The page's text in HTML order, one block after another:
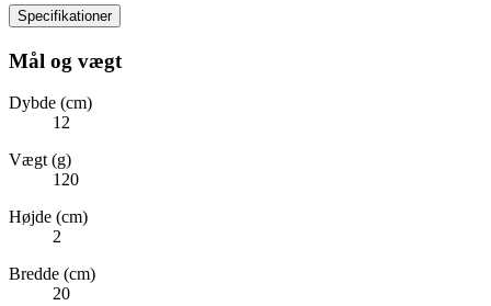
Specifikationer
Mål og vægt
Dybde (cm)
12
Vægt (g)
120
Højde (cm)
2
Bredde (cm)
20